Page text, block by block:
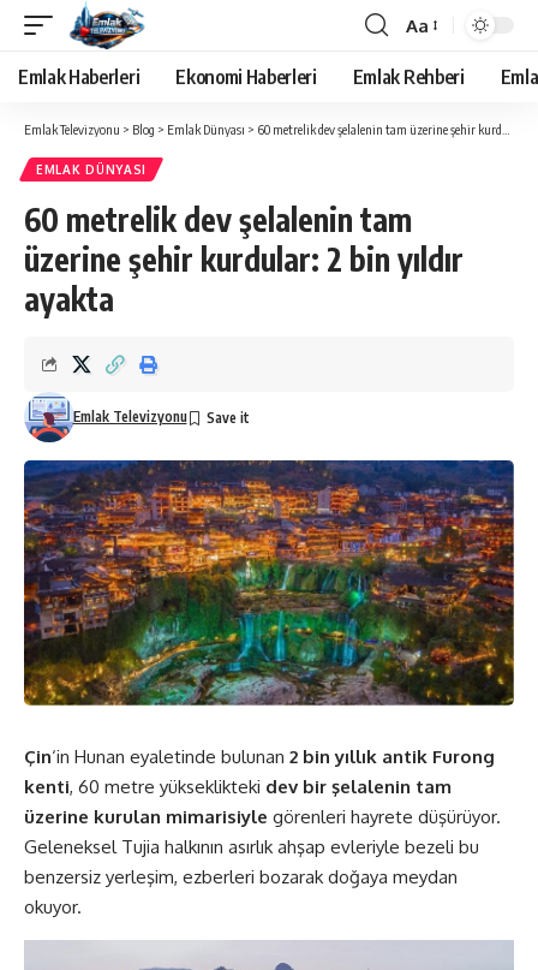
Yazı
Tipi
Boyutlandırıcı
Aa
Emlak Haberleri Ekonomi Haberleri Emlak Rehberi
Emlak Televizyonu > Blog > Emlak Dünyası > 60 metrelik dev şelalenin tam üzerine şehir kurdular: 2 bin yıldır ayakta
EMLAK DÜNYASI
60 metrelik dev şelalenin tam
üzerine şehir kurdular: 2 bin yıldır
ayakta
Emlak Televizyonu
Çin‘in Hunan eyaletinde bulunan 2 bin yıllık antik Furong
kenti, 60 metre yükseklikteki dev bir şelalenin tam
üzerine kurulan mimarisiyle görenleri hayrete düşürüyor.
Geleneksel Tujia halkının asırlık ahşap evleriyle bezeli bu
benzersiz yerleşim, ezberleri bozarak doğaya meydan
okuyor.